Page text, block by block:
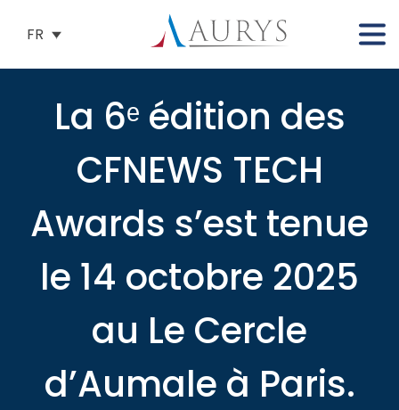
FR
La 6ᵉ édition des
CFNEWS TECH
Awards s’est tenue
le 14 octobre 2025
au Le Cercle
d’Aumale à Paris.